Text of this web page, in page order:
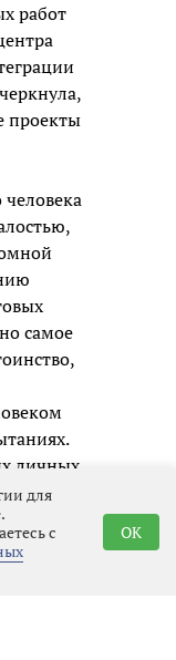
работ
проекты
самое
личных
для
с
OK